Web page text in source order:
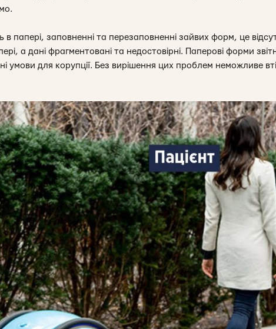
в папері, заповненні та перезаповненні зайвих форм, це
а дані фрагментовані та недостовірні. Паперові форми
умови для корупції. Без вирішення цих проблем неможливе